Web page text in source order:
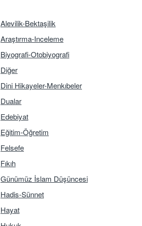
Alevilik-Bektaşilik
Araştırma-Inceleme
Biyografi-Otobiyografi
Diğer
Dini Hikayeler-Menkıbeler
Dualar
Edebiyat
Eğitim-Öğretim
Felsefe
Fıkıh
Günümüz İslam Düşüncesi
Hadis-Sünnet
Hayat